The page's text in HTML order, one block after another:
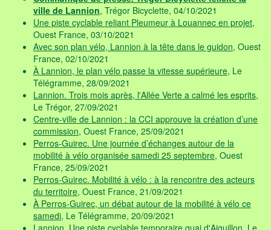
ville de Lannion, Trégor Bicyclette, 04/10/2021
Une piste cyclable reliant Pleumeur à Louannec en projet,
Ouest France, 03/10/2021
Avec son plan vélo, Lannion à la tête dans le guidon, Ouest
France, 02/10/2021
À Lannion, le plan vélo passe la vitesse supérieure, Le
Télégramme, 28/09/2021
Lannion. Trois mois après, l'Allée Verte a calmé les esprits,
Le Trégor, 27/09/2021
Centre-ville de Lannion : la CCI approuve la création d’une
commission, Ouest France, 25/09/2021
Perros-Guirec. Une journée d’échanges autour de la
mobilité à vélo organisée samedi 25 septembre, Ouest
France, 25/09/2021
Perros-Guirec. Mobilité à vélo : à la rencontre des acteurs
du territoire, Ouest France, 21/09/2021
À Perros-Guirec, un débat autour de la mobilité à vélo ce
samedi, Le Télégramme, 20/09/2021
Lannion. Une piste cyclable temporaire quai d'Aiguillon, Le